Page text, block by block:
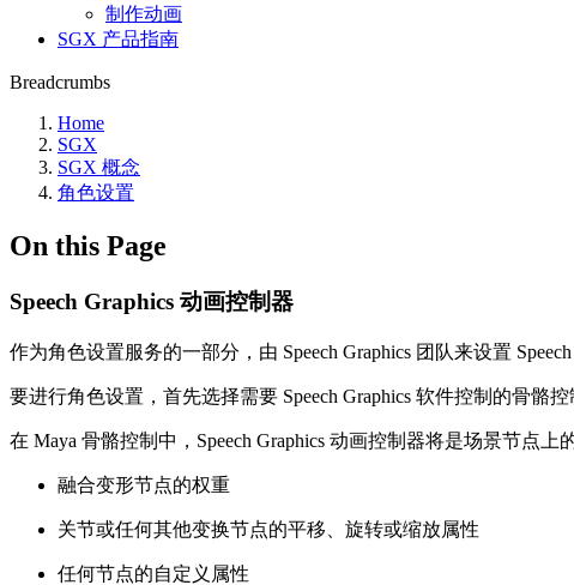
制作动画
SGX 产品指南
Breadcrumbs
Home
SGX
SGX 概念
角色设置
On this Page
Speech Graphics 动画控制器
作为角色设置服务的一部分，由 Speech Graphics 团队来设置
要进行角色设置，首先选择需要 Speech Graphics 软件控制的骨骼
在 Maya 骨骼控制中，Speech Graphics 动画控制器将是场景节点上
融合变形节点的权重
关节或任何其他变换节点的平移、旋转或缩放属性
任何节点的自定义属性